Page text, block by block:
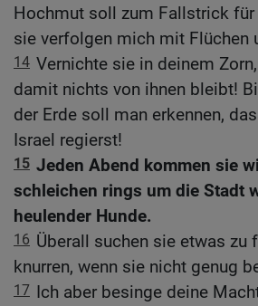
Hochmut soll zum Fallstrick für
sie verfolgen mich mit Flüchen
14 Vernichte sie in deinem
damit nichts von ihnen bleibt!
der Erde soll man erkennen,
Israel regierst!
15 Jeden Abend kommen sie
schleichen rings um die Stadt
heulender Hunde.
16 Überall suchen sie etwas zu
knurren, wenn sie nicht genug
17 Ich aber besinge deine